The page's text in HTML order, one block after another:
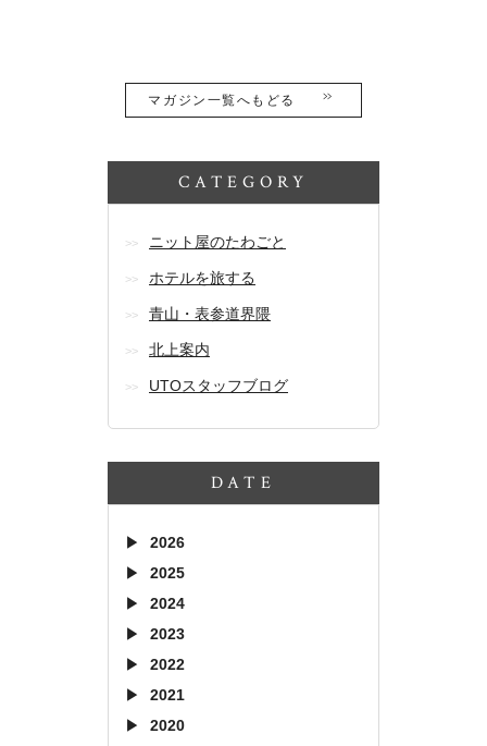
マガジン一覧へもどる
CATEGORY
ニット屋のたわごと
ホテルを旅する
青山・表参道界隈
北上案内
UTOスタッフブログ
DATE
2026
2025
2024
2023
2022
2021
2020